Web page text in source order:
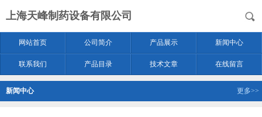
上海天峰制药设备有限公司
网站首页 公司简介 产品展示 新闻中心
联系我们 产品目录 技术文章 在线留言
新闻中心 更多>>